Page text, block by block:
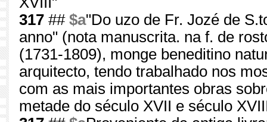
317 ## $a"Do uzo de Fr. Jozé de
anno" (nota manuscrita. na f. de
(1731-1809), monge beneditino
arquitecto, tendo trabalhado nos
com as mais importantes obras
metade do século XVII e século